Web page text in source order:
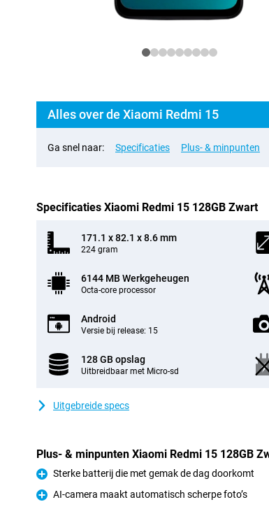
Alles over de Xiaomi Redmi 15
Ga snel naar: Specificaties Plus- & minpunten
Specificaties Xiaomi Redmi 15 128GB Zwart
171.1 x 82.1 x 8.6 mm
224 gram
6144 MB Werkgeheugen
Octa-core processor
Android
Versie bij release: 15
128 GB opslag
Uitbreidbaar met Micro-sd
Uitgebreide specs
Plus- & minpunten Xiaomi Redmi 15 128GB
Pluspunt
Sterke batterij die met gemak de dag doorkomt
Pluspunt
AI-camera maakt automatisch scherpe foto’s